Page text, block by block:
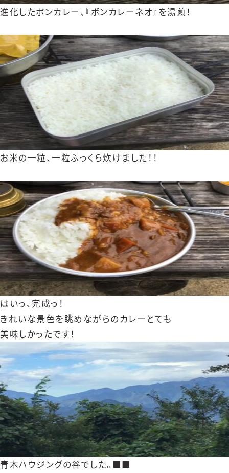
進化したボンカレー、『ボンカレーネオ』を湯煎！
お米の一粒、一粒ふっくら炊けました！！
はいっ、完成っ！
きれいな景色を眺めながらのカレーとても
美味しかったです！
青木ハウジングの谷でした。■■